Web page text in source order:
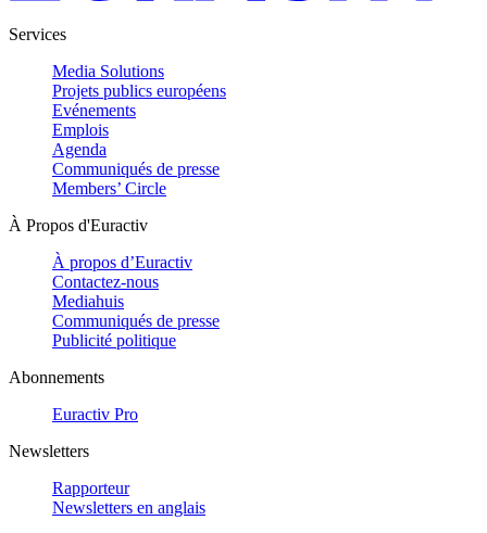
Services
Media Solutions
Projets publics européens
Evénements
Emplois
Agenda
Communiqués de presse
Members’ Circle
À Propos d'Euractiv
À propos d’Euractiv
Contactez-nous
Mediahuis
Communiqués de presse
Publicité politique
Abonnements
Euractiv Pro
Newsletters
Rapporteur
Newsletters en anglais